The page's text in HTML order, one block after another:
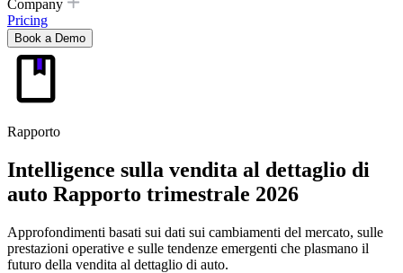
Company
Pricing
Book a Demo
Rapporto
Intelligence sulla vendita al dettaglio di
auto Rapporto trimestrale 2026
Approfondimenti basati sui dati sui cambiamenti del mercato, sulle
prestazioni operative e sulle tendenze emergenti che plasmano il
futuro della vendita al dettaglio di auto.